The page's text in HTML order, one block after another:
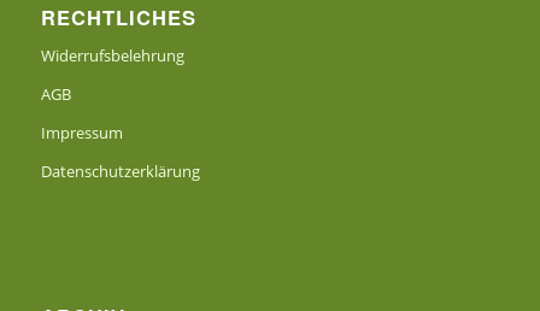
RECHTLICHES
Widerrufsbelehrung
AGB
Impressum
Datenschutzerklärung